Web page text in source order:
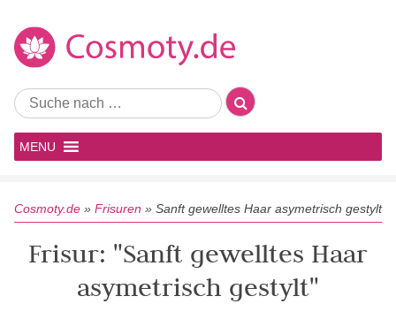
MENU
Cosmoty.de » Frisuren » Sanft gewelltes Haar asymetrisch gestylt
Frisur: "Sanft gewelltes Haar
asymetrisch gestylt"